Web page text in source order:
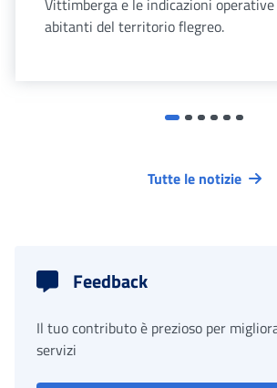
Vittimberga e le indicazioni
abitanti del territorio flegreo.
Tutte le notizie
Feedback
Il tuo contributo è prezioso per
servizi